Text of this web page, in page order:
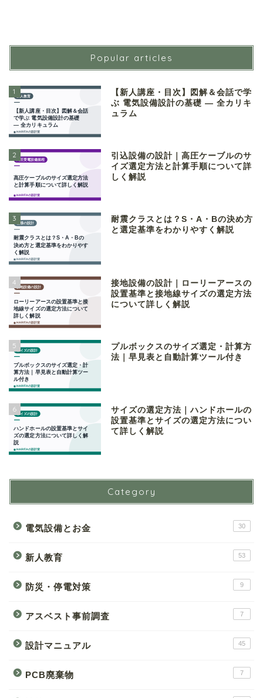
Popular articles
1
【新人講座・目次】図解＆会話で学
ぶ 電気設備設計の基礎 ― 全カリキ
ュラム
2
引込設備の設計｜高圧ケーブルのサ
イズ選定方法と計算手順について詳
しく解説
3
耐震クラスとは？S・A・Bの決め方
と選定基準をわかりやすく解説
4
接地設備の設計｜ローリーアースの
設置基準と接地線サイズの選定方法
について詳しく解説
5
プルボックスのサイズ選定・計算方
法｜早見表と自動計算ツール付き
6
サイズの選定方法｜ハンドホールの
設置基準とサイズの選定方法につい
て詳しく解説
Category
電気設備とお金 30
新人教育 53
防災・停電対策 9
アスベスト事前調査 7
設計マニュアル 45
PCB廃棄物 7